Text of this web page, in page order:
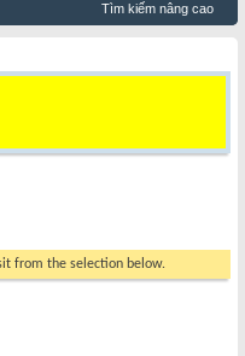
Tìm kiếm nâng cao
from the selection below.